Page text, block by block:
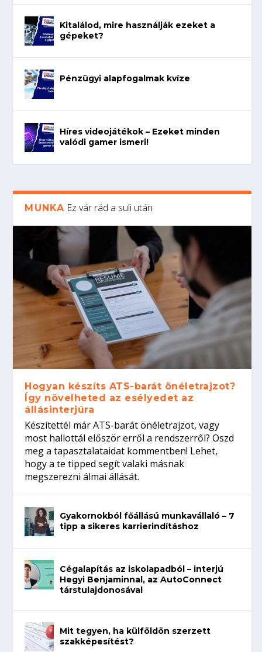
Kitalálod, mire használják ezeket a
gépeket?
Pénzügyi alapfogalmak kvíze
Híres videojátékok – Ezeket minden
valódi gamer ismeri!
MUNKA Ez vár rád a suli után
Hogyan készíts ATS-barát önéletrajzot?
Így növelheted az esélyedet az
állásinterjúra
Készítettél már ATS-barát önéletrajzot, vagy
most hallottál először erről a rendszerről? Oszd
meg a tapasztalataidat kommentben! Lehet,
hogy a te tipped segít valaki másnak
megszerezni álmai állását.
Gyakornokból főállású munkavállaló – 7
tipp a sikeres karrierindításhoz
Cégalapítás az iskolapadból – interjú
Hegyi Benjaminnal, az AutoConnect
társtulajdonosával
Mit tegyen, ha külföldön szerzett
szakképesítést?